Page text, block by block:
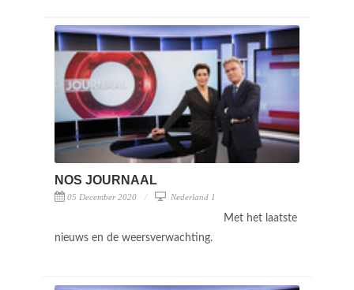
NOS JOURNAAL
05 December 2020 Nederland 1
Met het laatste
nieuws en de weersverwachting.